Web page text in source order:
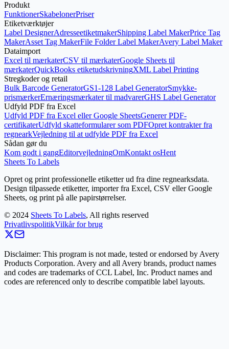
Start etiketgenerator Åbn bulk-stregkodegenerator
Produkt
FunktionerSkabelonerPriser
Etiketværktøjer
Label DesignerAdresseetiketmakerShipping Label MakerPrice Tag
MakerAsset Tag MakerFile Folder Label MakerAvery Label Maker
Dataimport
Excel til mærkaterCSV til mærkaterGoogle Sheets til
mærkaterQuickBooks etiketudskrivningXML Label Printing
Stregkoder og retail
Bulk Barcode GeneratorGS1-128 Label GeneratorSmykke-
prismærkerErnæringsmærkater til madvarerGHS Label Generator
Udfyld PDF fra Excel
Udfyld PDF fra Excel eller Google SheetsGenerer PDF-
certifikaterUdfyld skatteformularer som PDFOpret kontrakter fra
regnearkVejledning til at udfylde PDF fra Excel
Sådan gør du
Kom godt i gangEditorvejledningOmKontakt osHent
Sheets To Labels
Opret og print professionelle etiketter ud fra dine regnearksdata.
Design tilpassede etiketter, importer fra Excel, CSV eller Google
Sheets, og print på alle papirstørrelser.
© 2024 Sheets To Labels, All rights reserved
PrivatlivspolitikVilkår for brug
Disclaimer: This program is not made, tested or endorsed by Avery
Products Corporation. Avery and all Avery brands, product names
and codes are trademarks of CCL Label, Inc. Product names and
codes are referenced only to describe compatible label layouts.